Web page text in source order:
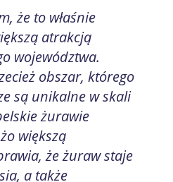
że to właśnie
atrakcją
województwa.
obszar, którego
są unikalne w skali
żurawie
większą
że żuraw staje
a także